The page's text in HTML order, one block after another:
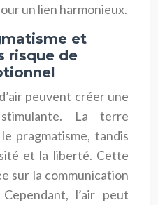
un lien harmonieux.
et
risque de
peuvent créer une
La terre
pragmatisme, tandis
et la liberté. Cette
sur la communication
l’air peut